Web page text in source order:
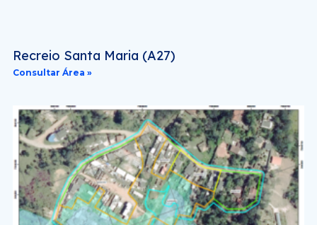
Recreio Santa Maria (A27)
Consultar Área »